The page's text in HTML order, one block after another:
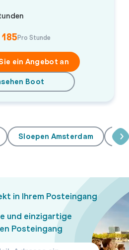
Pro Stunde
ein Angebot an
Boot
Sloepen Amsterdam
in Ihrem Posteingang
und einzigartige
Posteingang